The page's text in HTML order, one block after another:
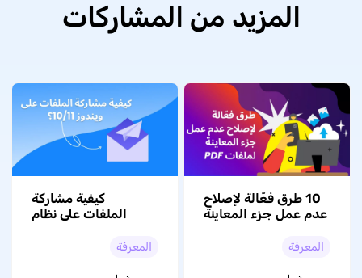
المزيد من المشاركات
10 طرق فعّالة لإصلاح
عدم عمل جزء المعاينة
مستكشف الملفات على
المعرفة
كيفية مشاركة
الملفات على نظام
المعرفة